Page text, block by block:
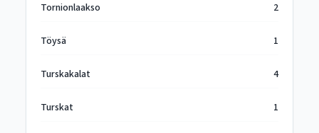
Tornionlaakso 2
Töysä 1
Turskakalat 4
Turskat 1